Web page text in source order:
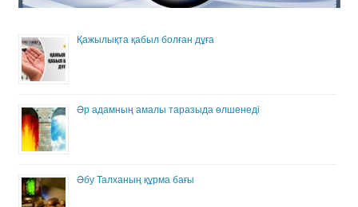
Қажылықта қабыл болған дұға
Әр адамның амалы таразыда өлшенеді
Әбу Талханың құрма бағы